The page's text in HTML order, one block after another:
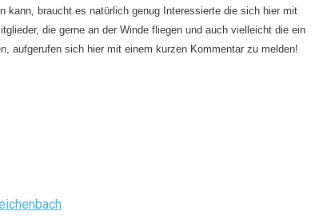
kann, braucht es natürlich genug Interessierte die sich hier mit
die gerne an der Winde fliegen und auch vielleicht die ein
aufgerufen sich hier mit einem kurzen Kommentar zu melden!